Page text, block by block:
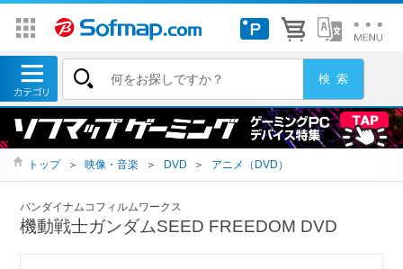
トップ ＞ 映像・音楽 ＞ DVD ＞ アニメ（DVD）
バンダイナムコフィルムワークス
機動戦士ガンダムSEED FREEDOM DVD